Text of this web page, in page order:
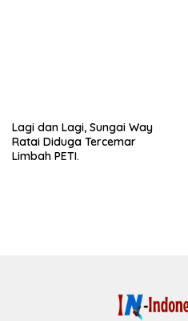
Lagi dan Lagi, Sungai Way
Ratai Diduga Tercemar
Limbah PETI.